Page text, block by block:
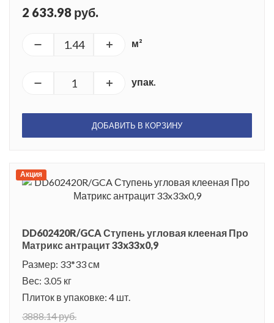
2 633.98 руб.
м²
упак.
ДОБАВИТЬ В КОРЗИНУ
Акция
DD602420R/GCA Ступень угловая клееная Про
Матрикс антрацит 33x33x0,9
Размер: 33*33 см
Вес: 3.05 кг
Плиток в упаковке: 4 шт.
3888.14 руб.